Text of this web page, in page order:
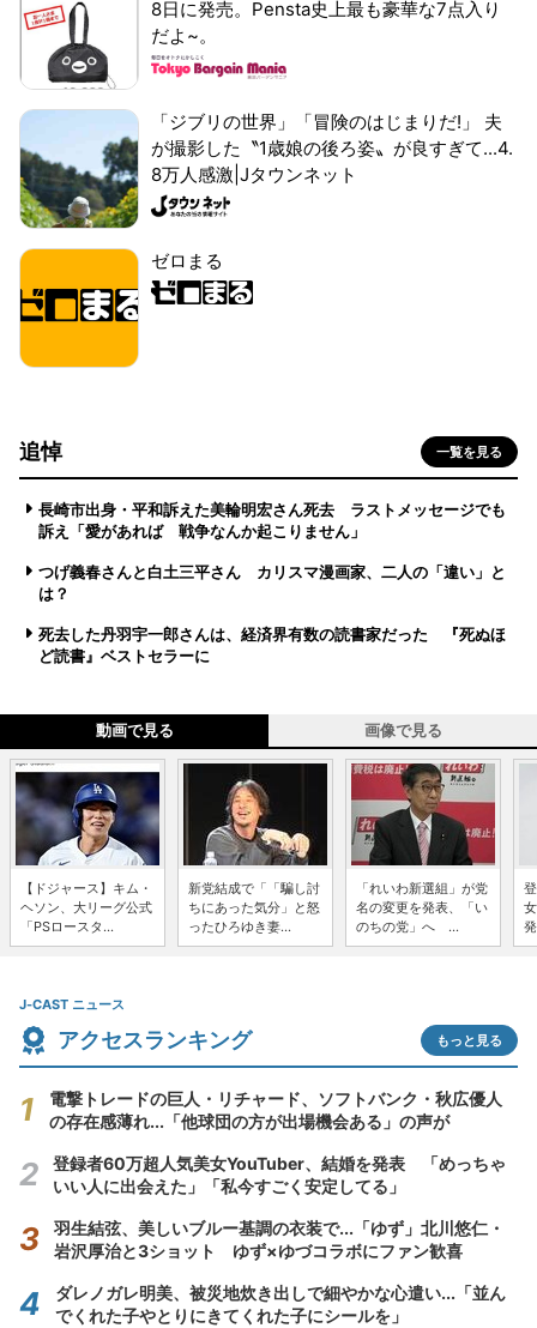
8日に発売。Pensta史上最も豪華な7点入り
だよ~。
「ジブリの世界」「冒険のはじまりだ!」 夫
が撮影した〝1歳娘の後ろ姿〟が良すぎて...4.
8万人感激|Jタウンネット
ゼロまる
追悼 一覧を見る
長崎市出身・平和訴えた美輪明宏さん死去 ラストメッセージでも
訴え「愛があれば 戦争なんか起こりません」
つげ義春さんと白土三平さん カリスマ漫画家、二人の「違い」と
は？
死去した丹羽宇一郎さんは、経済界有数の読書家だった 『死ぬほ
ど読書』ベストセラーに
動画で見る 画像で見る
【ドジャース】キム・
ヘソン、大リーグ公式
「PSロースタ...
新党結成で「「騙し討
ちにあった気分」と怒
ったひろゆき妻...
「れいわ新選組」が党
名の変更を発表、「い
のちの党」へ ...
J-CAST ニュース
アクセスランキング もっと見る
電撃トレードの巨人・リチャード、ソフトバンク・秋広優人
の存在感薄れ...「他球団の方が出場機会ある」の声が
登録者60万超人気美女YouTuber、結婚を発表 「めっちゃ
いい人に出会えた」「私今すごく安定してる」
羽生結弦、美しいブルー基調の衣装で...「ゆず」北川悠仁・
岩沢厚治と3ショット ゆず×ゆづコラボにファン歓喜
ダレノガレ明美、被災地炊き出しで細やかな心遣い...「並ん
でくれた子やとりにきてくれた子にシールを」